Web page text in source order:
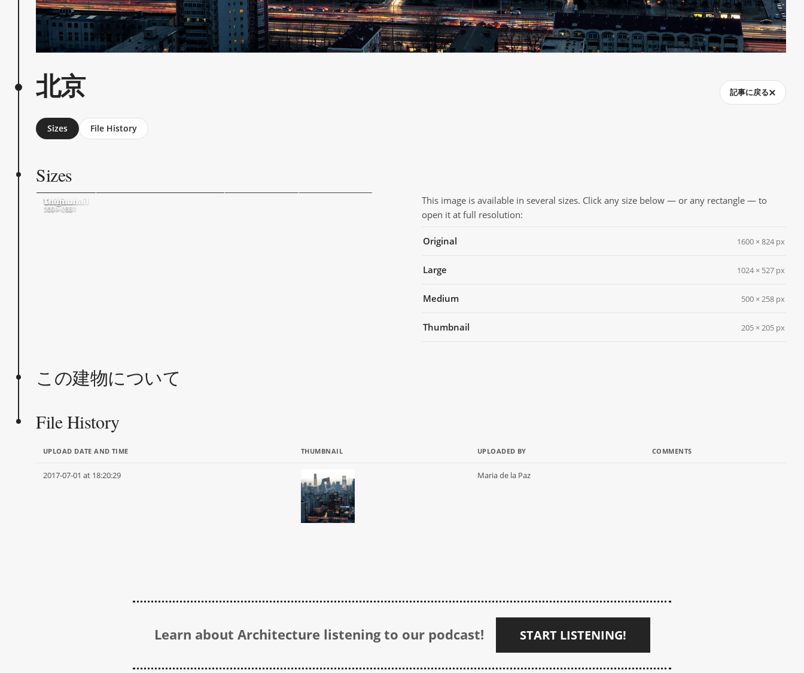
北京 記事に戻る
Sizes File History
Sizes
Original
1600 × 824
Large
1024 × 527
Medium
500 × 258
Thumbnail
205 × 205
This image is available in several sizes. Click any size below — or any rectangle — to
open it at full resolution:
Original 1600 × 824 px
Large 1024 × 527 px
Medium 500 × 258 px
Thumbnail 205 × 205 px
この建物について
File History
UPLOAD DATE AND TIME THUMBNAIL UPLOADED BY COMMENTS
2017-07-01 at 18:20:29 Maria de la Paz
Learn about Architecture listening to our podcast! START LISTENING!